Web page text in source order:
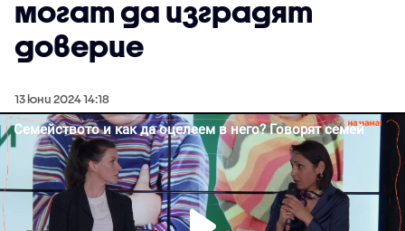
могат да изградят
доверие
13 юни 2024 14:18